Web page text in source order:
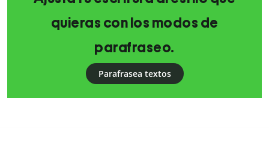
quieras con los modos de
parafraseo.
Parafrasea textos